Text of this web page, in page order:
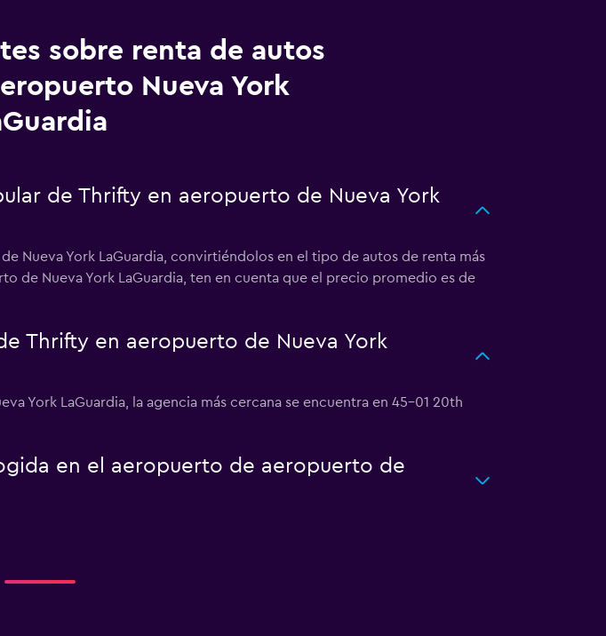
sobre renta de autos
Nueva York
de Thrifty en aeropuerto de Nueva York
Nueva York LaGuardia, convirtiéndolos en el tipo de autos de renta más
de Nueva York LaGuardia, ten en cuenta que el precio promedio es de
Thrifty en aeropuerto de Nueva York
York LaGuardia, la agencia más cercana se encuentra en 45-01 20th
en el aeropuerto de aeropuerto de